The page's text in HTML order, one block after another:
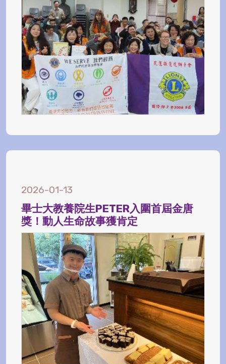
2026-01-13
畢士大教養院生PETER入圍首屆金唐
獎！動人生命故事獲肯定